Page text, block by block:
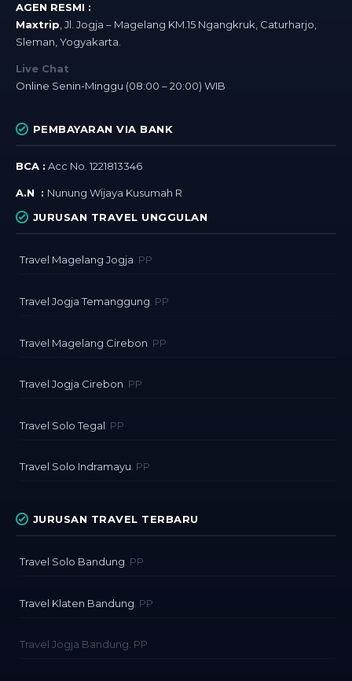
AGEN RESMI :
Maxtrip, Jl. Jogja – Magelang KM.15 Ngangkruk, Caturharjo,
Sleman, Yogyakarta.
Live Chat
Online Senin-Minggu (08:00 – 20:00) WIB
PEMBAYARAN VIA BANK
BCA : Acc No. 1221813346
A.N : Nunung Wijaya Kusumah R
JURUSAN TRAVEL UNGGULAN
Travel Magelang Jogja. PP
Travel Jogja Temanggung . PP
Travel Magelang Cirebon . PP
Travel Jogja Cirebon . PP
Travel Solo Tegal . PP
Travel Solo Indramayu. PP
JURUSAN TRAVEL TERBARU
Travel Solo Bandung . PP
Travel Klaten Bandung . PP
Travel Jogja Bandung. PP